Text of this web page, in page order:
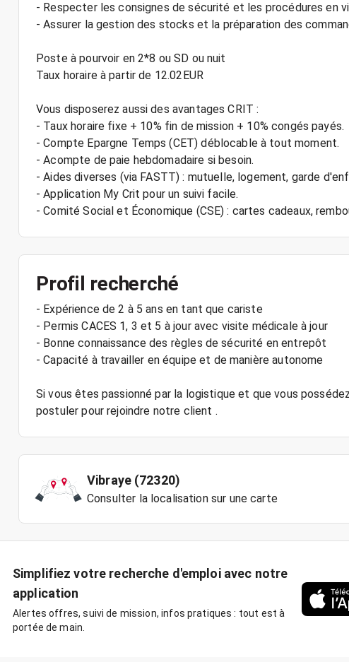
- Respecter les consignes de sécurité et les procédures en
- Assurer la gestion des stocks et la préparation des
Poste à pourvoir en 2*8 ou SD ou nuit
Taux horaire à partir de 12.02EUR
Vous disposerez aussi des avantages CRIT :
- Taux horaire fixe + 10% fin de mission + 10% congés payés.
- Compte Epargne Temps (CET) déblocable à tout moment.
- Acompte de paie hebdomadaire si besoin.
- Aides diverses (via FASTT) : mutuelle, logement, garde
- Application My Crit pour un suivi facile.
Profil recherché
- Expérience de 2 à 5 ans en tant que cariste
- Permis CACES 1, 3 et 5 à jour avec visite médicale à jour
- Bonne connaissance des règles de sécurité en entrepôt
- Capacité à travailler en équipe et de manière autonome
Si vous êtes passionné par la logistique et que vous
Vibraye (72320)
Consulter la localisation sur une carte
Simplifiez votre recherche d'emploi avec notre
application
Alertes offres, suivi de mission, infos pratiques : tout est à
portée de main.